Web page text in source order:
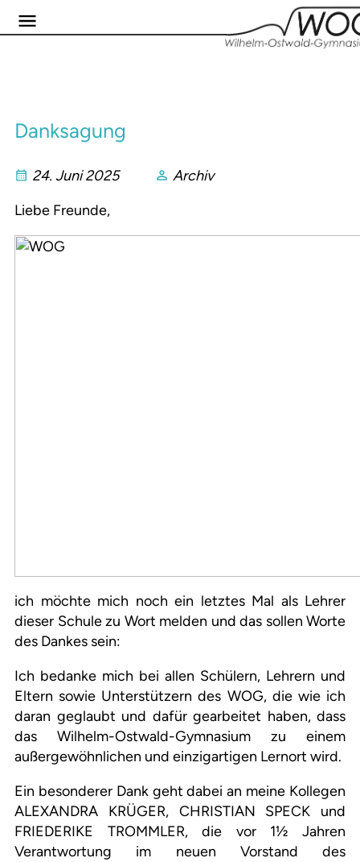
Danksagung
24. Juni 2025
Archiv
Liebe Freunde,
ich möchte mich noch ein letztes Mal als Lehrer
dieser Schule zu Wort melden und das sollen Worte
des Dankes sein:
Ich bedanke mich bei allen Schülern, Lehrern und
Eltern sowie Unterstützern des WOG, die wie ich
daran geglaubt und dafür gearbeitet haben, dass
das Wilhelm-Ostwald-Gymnasium zu einem
außergewöhnlichen und einzigartigen Lernort wird.
Ein besonderer Dank geht dabei an meine Kollegen
ALEXANDRA KRÜGER, CHRISTIAN SPECK und
FRIEDERIKE TROMMLER, die vor 1½ Jahren
Verantwortung im neuen Vorstand des